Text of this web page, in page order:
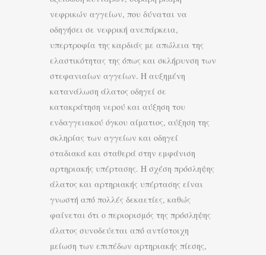
νεφρικών αγγείων, που δύναται να
οδηγήσει σε νεφρική ανεπάρκεια,
υπερτροφία της καρδιάς με απώλεια της
ελαστικότητας της όπως και σκλήρυνση των
στεφανιαίων αγγείων. Η αυξημένη
κατανάλωση άλατος οδηγεί σε
κατακράτηση νερού και αύξηση του
ενδαγγειακού όγκου αίματιος, αύξηση της
σκληρίας των αγγείων και οδηγεί
σταδιακά και σταθερά στην εμφάνιση
αρτηριακής υπέρτασης. Η σχέση πρόσληψης
άλατος και αρτηριακής υπέρτασης είναι
γνωστή από πολλές δεκαετίες, καθώς
φαίνεται ότι ο περιορισμός της πρόσληψης
άλατος συνοδεύεται από αντίστοιχη
μείωση των επιπέδων αρτηριακής πίεσης,